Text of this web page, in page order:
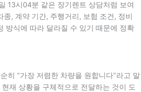
13시04분 같은 장기렌트 상담처럼 보여
종, 계약 기간, 주행거리, 보험 조건, 정비
방식에 따라 달라질 수 있기 때문에 정확
히 “가장 저렴한 차량을 원합니다”라고 말
재 상황을 구체적으로 전달하는 것이 도